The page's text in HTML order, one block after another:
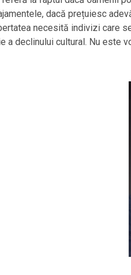
dacă prețuiesc
necesită indivizi care
a declinului cultural. Nu este